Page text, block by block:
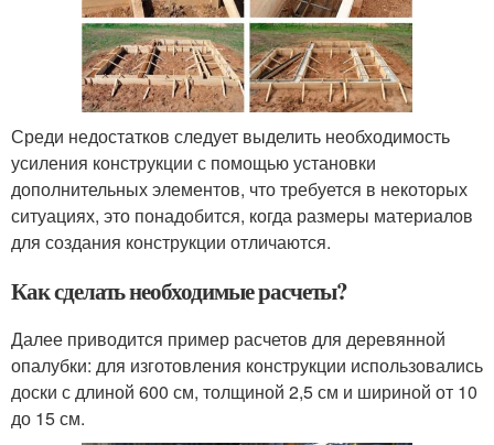
Среди недостатков следует выделить необходимость
усиления конструкции с помощью установки
дополнительных элементов, что требуется в некоторых
ситуациях, это понадобится, когда размеры материалов
для создания конструкции отличаются.
Как сделать необходимые расчеты?
Далее приводится пример расчетов для деревянной
опалубки: для изготовления конструкции использовались
доски с длиной 600 см, толщиной 2,5 см и шириной от 10
до 15 см.